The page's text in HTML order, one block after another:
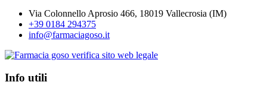
Via Colonnello Aprosio 466, 18019 Vallecrosia (IM)
+39 0184 294375
info@farmaciagoso.it
Info utili